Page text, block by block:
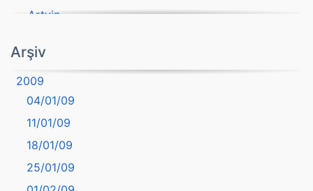
Artvin
Aydın
Balıkesir
Bartın
başkentler
Batman
Bayburt
Arşiv
2009
04/01/09
11/01/09
18/01/09
25/01/09